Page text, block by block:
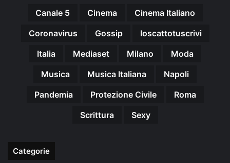
Canale 5 Cinema
Cinema Italiano
Coronavirus
Gossip
Ioscattotuscrivi
Italia
Mediaset Milano
Moda
Musica
Musica Italiana
Napoli
Pandemia
Protezione Civile
Roma
Scrittura
Sexy
Categorie